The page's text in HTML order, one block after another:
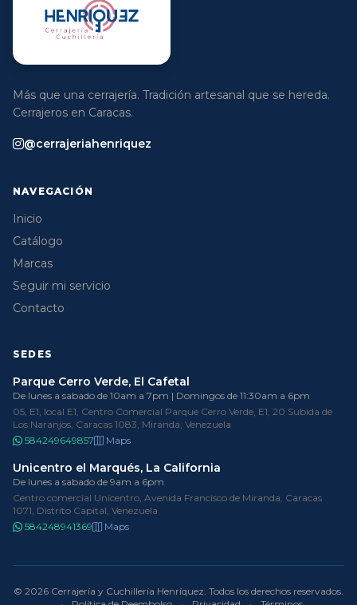
Más que una cerrajería. Tradición artesanal que se hereda.
Cerrajeros en Caracas.
@cerrajeriahenriquez
NAVEGACIÓN
Inicio
Catálogo
Marcas
Seguir mi servicio
Contacto
SEDES
Parque Cerro Verde, El Cafetal
De lunes a sabado de 10am a 7pm | Domingos de 11:30am a 6pm
05, E1, local E1, Centro Comercial Parque Cerro Verde, E1, 20 Subida de
Los Naranjos, Caracas 1083, Miranda, Venezuela
584249649857
Maps
Unicentro el Marqués, La California
De lunes a sabado de 9am a 6pm
Centro comercial Unicentro, Avenida Francisco de Miranda, Caracas
1071, Distrito Capital, Venezuela
584248941369
Maps
© 2026 Cerrajería y Cuchillería Henríquez. Todos los derechos reservados.